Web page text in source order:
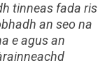
tinneas fada ris
an seo na
e agus an